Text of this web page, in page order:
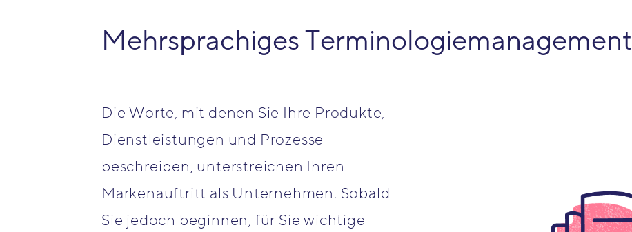
Mehrsprachiges Terminologiemanagement
Die Worte, mit denen Sie Ihre Produkte,
Dienstleistungen und Prozesse
beschreiben, unterstreichen Ihren
Markenauftritt als Unternehmen. Sobald
Sie jedoch beginnen, für Sie wichtige